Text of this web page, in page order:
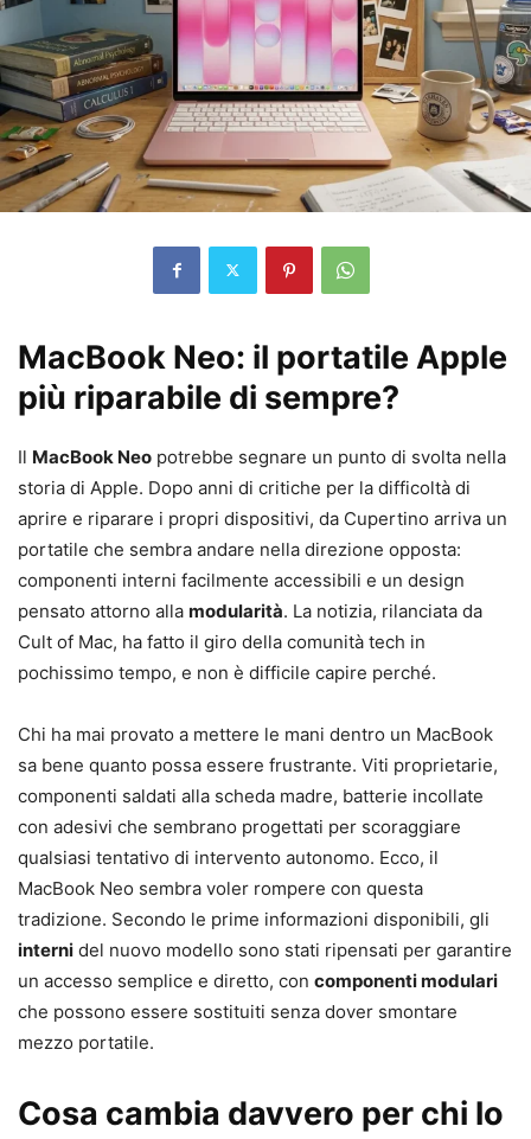
MacBook Neo: il portatile Apple
più riparabile di sempre?
Il MacBook Neo potrebbe segnare un punto di svolta nella
storia di Apple. Dopo anni di critiche per la difficoltà di
aprire e riparare i propri dispositivi, da Cupertino arriva un
portatile che sembra andare nella direzione opposta:
componenti interni facilmente accessibili e un design
pensato attorno alla modularità. La notizia, rilanciata da
Cult of Mac, ha fatto il giro della comunità tech in
pochissimo tempo, e non è difficile capire perché.
Chi ha mai provato a mettere le mani dentro un MacBook
sa bene quanto possa essere frustrante. Viti proprietarie,
componenti saldati alla scheda madre, batterie incollate
con adesivi che sembrano progettati per scoraggiare
qualsiasi tentativo di intervento autonomo. Ecco, il
MacBook Neo sembra voler rompere con questa
tradizione. Secondo le prime informazioni disponibili, gli
interni del nuovo modello sono stati ripensati per garantire
un accesso semplice e diretto, con componenti modulari
che possono essere sostituiti senza dover smontare
mezzo portatile.
Cosa cambia davvero per chi lo